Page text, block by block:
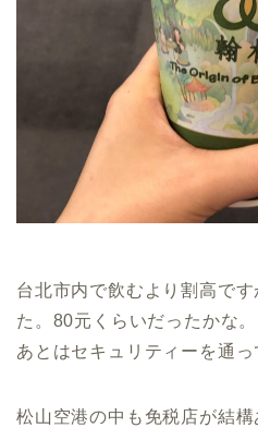
台北市内で飲むより割高で
た。80元くらいだったかな。
あとはセキュリティーを通っ
松山空港の中も免税店が結構